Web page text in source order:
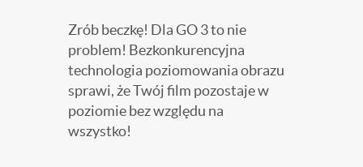
Zrób beczkę! Dla GO 3 to nie
problem! Bezkonkurencyjna
technologia poziomowania obrazu
sprawi, że Twój film pozostaje w
poziomie bez względu na
wszystko!